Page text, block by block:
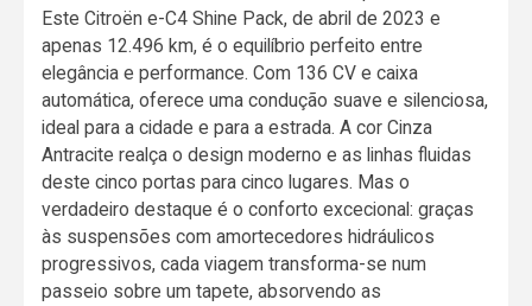
Este Citroën e-C4 Shine Pack, de abril de 2023 e
apenas 12.496 km, é o equilíbrio perfeito entre
elegância e performance. Com 136 CV e caixa
automática, oferece uma condução suave e silenciosa,
ideal para a cidade e para a estrada. A cor Cinza
Antracite realça o design moderno e as linhas fluidas
deste cinco portas para cinco lugares. Mas o
verdadeiro destaque é o conforto excecional: graças
às suspensões com amortecedores hidráulicos
progressivos, cada viagem transforma-se num
passeio sobre um tapete, absorvendo as